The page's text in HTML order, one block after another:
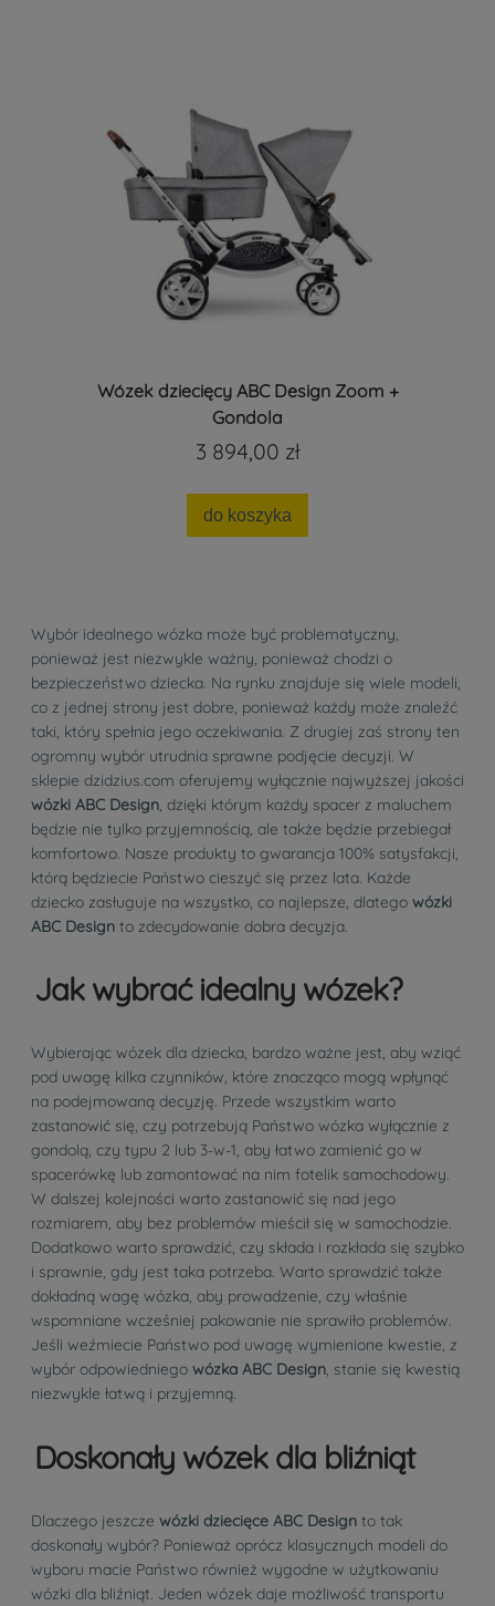
Wózek dziecięcy ABC Design Zoom +
Gondola
3 894,00 zł
do koszyka
Wybór idealnego wózka może być problematyczny,
ponieważ jest niezwykle ważny, ponieważ chodzi o
bezpieczeństwo dziecka. Na rynku znajduje się wiele modeli,
co z jednej strony jest dobre, ponieważ każdy może znaleźć
taki, który spełnia jego oczekiwania. Z drugiej zaś strony ten
ogromny wybór utrudnia sprawne podjęcie decyzji. W
sklepie dzidzius.com oferujemy wyłącznie najwyższej jakości
wózki ABC Design, dzięki którym każdy spacer z maluchem
będzie nie tylko przyjemnością, ale także będzie przebiegał
komfortowo. Nasze produkty to gwarancja 100% satysfakcji,
którą będziecie Państwo cieszyć się przez lata. Każde
dziecko zasługuje na wszystko, co najlepsze, dlatego wózki
ABC Design to zdecydowanie dobra decyzja.
Jak wybrać idealny wózek?
Wybierając wózek dla dziecka, bardzo ważne jest, aby wziąć
pod uwagę kilka czynników, które znacząco mogą wpłynąć
na podejmowaną decyzję. Przede wszystkim warto
zastanowić się, czy potrzebują Państwo wózka wyłącznie z
gondolą, czy typu 2 lub 3-w-1, aby łatwo zamienić go w
spacerówkę lub zamontować na nim fotelik samochodowy.
W dalszej kolejności warto zastanowić się nad jego
rozmiarem, aby bez problemów mieścił się w samochodzie.
Dodatkowo warto sprawdzić, czy składa i rozkłada się szybko
i sprawnie, gdy jest taka potrzeba. Warto sprawdzić także
dokładną wagę wózka, aby prowadzenie, czy właśnie
wspomniane wcześniej pakowanie nie sprawiło problemów.
Jeśli weźmiecie Państwo pod uwagę wymienione kwestie, z
wybór odpowiedniego wózka ABC Design, stanie się kwestią
niezwykle łatwą i przyjemną.
Doskonały wózek dla bliźniąt
Dlaczego jeszcze wózki dziecięce ABC Design to tak
doskonały wybór? Ponieważ oprócz klasycznych modeli do
wyboru macie Państwo również wygodne w użytkowaniu
wózki dla bliźniąt. Jeden wózek daje możliwość transportu